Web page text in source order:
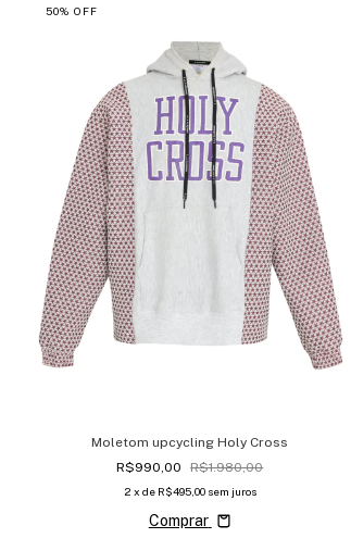
50% OFF
Moletom upcycling Holy Cross
R$990,00
R$1.980,00
2 x de R$495,00 sem juros
Comprar